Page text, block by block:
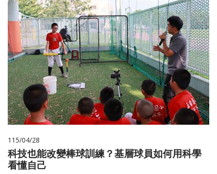
115/04/28
科技也能改變棒球訓練？基層球員如何用科學
看懂自己